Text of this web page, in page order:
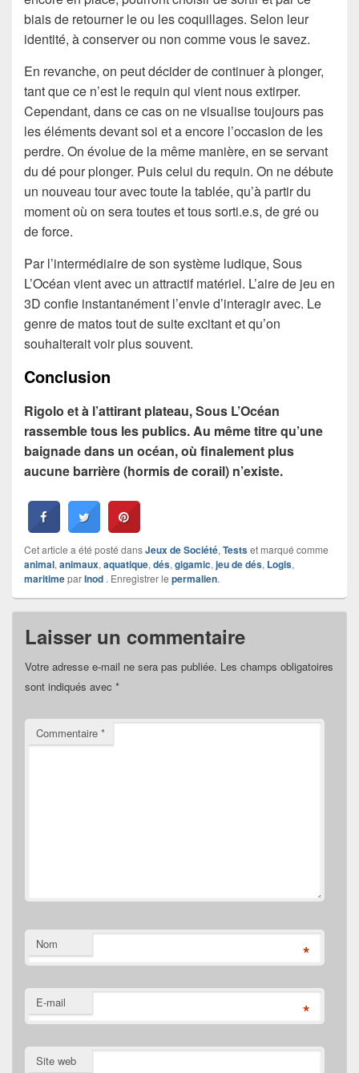
biais de retourner le ou les coquillages. Selon leur
identité, à conserver ou non comme vous le savez.
En revanche, on peut décider de continuer à plonger,
tant que ce n’est le requin qui vient nous extirper.
Cependant, dans ce cas on ne visualise toujours pas
les éléments devant soi et a encore l’occasion de les
perdre. On évolue de la même manière, en se servant
du dé pour plonger. Puis celui du requin. On ne débute
un nouveau tour avec toute la tablée, qu’à partir du
moment où on sera toutes et tous sorti.e.s, de gré ou
de force.
Par l’intermédiaire de son système ludique, Sous
L’Océan vient avec un attractif matériel. L’aire de jeu en
3D confie instantanément l’envie d’interagir avec. Le
genre de matos tout de suite excitant et qu’on
souhaiterait voir plus souvent.
Conclusion
Rigolo et à l’attirant plateau, Sous L’Océan
rassemble tous les publics. Au même titre qu’une
baignade dans un océan, où finalement plus
aucune barrière (hormis de corail) n’existe.
Cet article a été posté dansJeux de Société,Testset marqué comme
animal,animaux,aquatique,dés,gigamic,jeu de dés, Logis,
maritimeparInod . Enregistrer le permalien.
Laisser un commentaire
Votre adresse e-mail ne sera pas publiée. Les champs obligatoires
sont indiqués avec *
Commentaire *
Nom *
E-mail *
Site web